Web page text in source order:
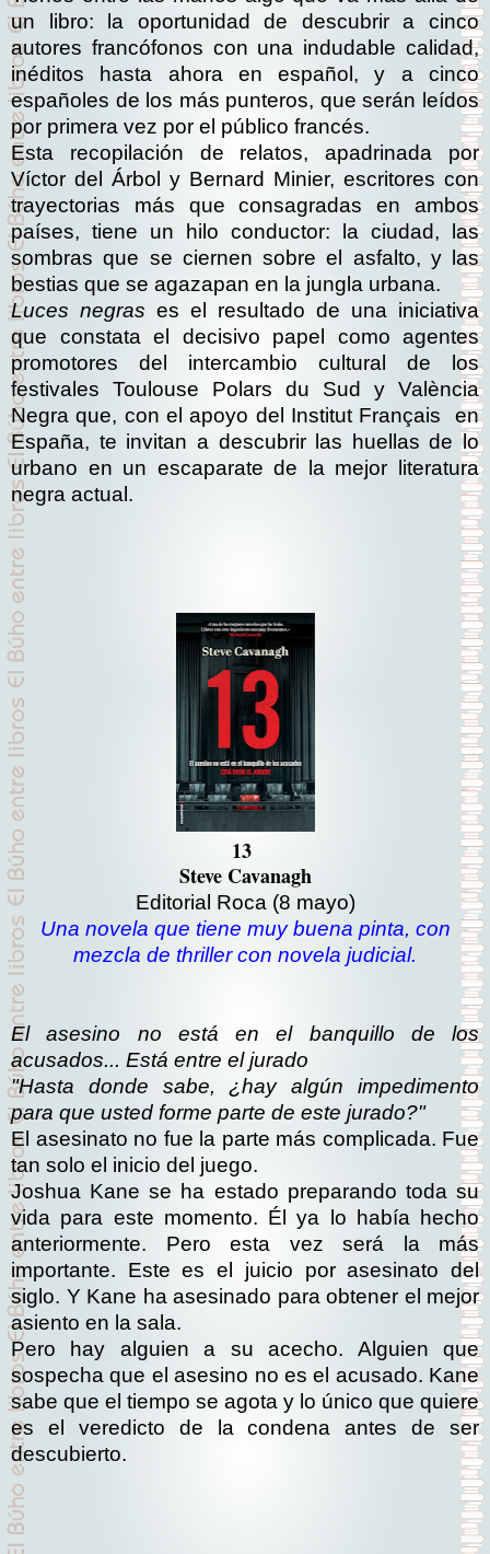
un libro: la oportunidad de descubrir a cinco
autores francófonos con una indudable calidad,
inéditos hasta ahora en español, y a cinco
españoles de los más punteros, que serán leídos
por primera vez por el público francés.
Esta recopilación de relatos, apadrinada por
Víctor del Árbol y Bernard Minier, escritores con
trayectorias más que consagradas en ambos
países, tiene un hilo conductor: la ciudad, las
sombras que se ciernen sobre el asfalto, y las
bestias que se agazapan en la jungla urbana.
Luces negras es el resultado de una iniciativa
que constata el decisivo papel como agentes
promotores del intercambio cultural de los
festivales Toulouse Polars du Sud y València
Negra que, con el apoyo del Institut Français
en
España, te invitan a descubrir las huellas de lo
urbano en un escaparate de la mejor literatura
negra actual.
13
Steve Cavanagh
Editorial Roca (8 mayo)
Una novela que tiene muy buena pinta, con
mezcla de thriller con novela judicial.
El asesino no está en el banquillo de los
acusados... Está entre el jurado
"Hasta donde sabe, ¿hay algún impedimento
para que usted forme parte de este jurado?"
El asesinato no fue la parte más complicada. Fue
tan solo el inicio del juego.
Joshua Kane se ha estado preparando toda su
vida para este momento. Él ya lo había hecho
anteriormente. Pero esta vez será la más
importante. Este es el juicio por asesinato del
siglo. Y Kane ha asesinado para obtener el mejor
asiento en la sala.
Pero hay alguien a su acecho. Alguien que
sospecha que el asesino no es el acusado. Kane
sabe que el tiempo se agota y lo único que quiere
es el veredicto de la condena antes de ser
descubierto.